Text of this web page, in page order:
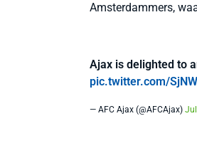
Amsterdammers,
Ajax is delighted to
pic.twitter.com/
— AFC Ajax (@AFCAjax)